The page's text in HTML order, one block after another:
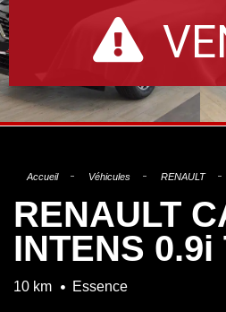
Accueil Véhicules RENAULT
RENAULT
INTENS 0.9i
10 km Essence